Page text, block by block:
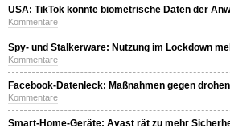
USA: TikTok könnte biometrische Daten der
Kommentare
Spy- und Stalkerware: Nutzung im Lockdown
Kommentare
Facebook-Datenleck: Maßnahmen gegen
Kommentare
Smart-Home-Geräte: Avast rät zu mehr